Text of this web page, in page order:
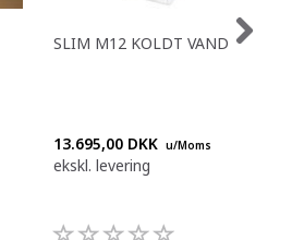
SLIM M12 KOLDT VAND
13.695,00 DKK u/Moms
ekskl. levering